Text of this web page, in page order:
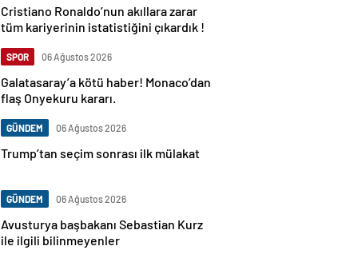
Cristiano Ronaldo’nun akıllara zarar
tüm kariyerinin istatistiğini çıkardık !
SPOR 06 Ağustos 2026
Galatasaray’a kötü haber! Monaco’dan
flaş Onyekuru kararı.
GÜNDEM 06 Ağustos 2026
Trump’tan seçim sonrası ilk mülakat
GÜNDEM 06 Ağustos 2026
Avusturya başbakanı Sebastian Kurz
ile ilgili bilinmeyenler